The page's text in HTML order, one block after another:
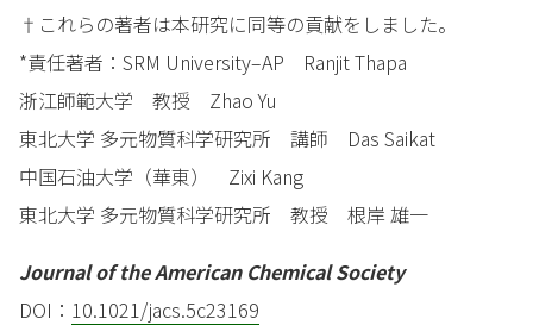
†これらの著者は本研究に同等の貢献をしました。
*責任著者：SRM University–AP Ranjit Thapa
浙江師範大学 教授 Zhao Yu
東北大学 多元物質科学研究所 講師 Das Saikat
中国石油大学（華東） Zixi Kang
東北大学 多元物質科学研究所 教授 根岸 雄一
Journal of the American Chemical Society
DOI： 10.1021/jacs.5c23169